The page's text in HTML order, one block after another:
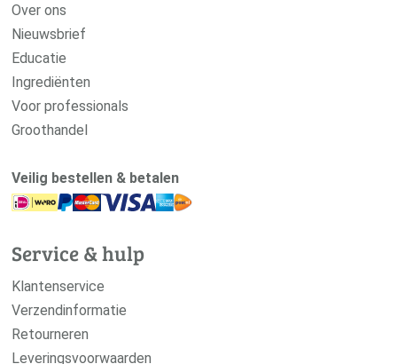
Over ons
Nieuwsbrief
Educatie
Ingrediënten
Voor professionals
Groothandel
Veilig bestellen & betalen
Service & hulp
Klantenservice
Verzendinformatie
Retourneren
Leveringsvoorwaarden